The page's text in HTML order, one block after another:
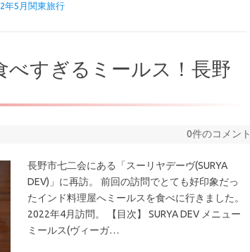
年5月関東旅行
べすぎるミールス！長野
0件のコメント
長野市七二会にある「スーリヤデーヴ(SURYA
DEV)」に再訪。 前回の訪問でとても好印象だっ
たインド料理屋へミールスを食べに行きました。
2022年4月訪問。 【目次】 SURYA DEV メニュー
ミールス(ヴィーガ…